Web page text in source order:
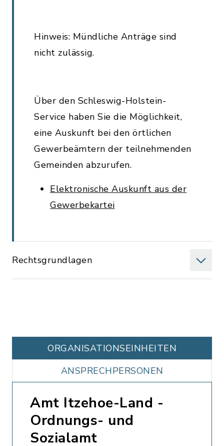
Hinweis: Mündliche Anträge sind
nicht zulässig.
Über den Schleswig-Holstein-
Service haben Sie die Möglichkeit,
eine Auskunft bei den örtlichen
Gewerbeämtern der teilnehmenden
Gemeinden abzurufen.
Elektronische Auskunft aus der
Gewerbekartei
Rechtsgrundlagen
ORGANISATIONS­EINHEITEN
ANSPRECHPERSONEN
Amt Itzehoe-Land -
Ordnungs- und
Sozialamt